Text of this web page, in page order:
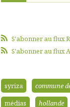
S'abonner au flux
S'abonner au flux
syriza commune
médias
hollande